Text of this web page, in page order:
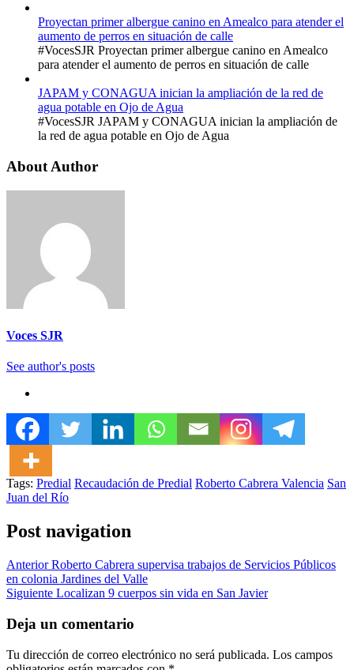
Proyectan primer albergue canino en Amealco para atender el
aumento de perros en situación de calle
#VocesSJR Proyectan primer albergue canino en Amealco
para atender el aumento de perros en situación de calle
JAPAM y CONAGUA inician la ampliación de la red de
agua potable en Ojo de Agua
#VocesSJR JAPAM y CONAGUA inician la ampliación de
la red de agua potable en Ojo de Agua
About Author
Voces SJR
See author's posts
Tags: Predial Recaudación de Predial Roberto Cabrera Valencia San
Juan del Río
Post navigation
AnteriorRoberto Cabrera supervisa trabajos de Servicios Públicos
en colonia Jardines del Valle
Siguiente Localizan 9 cuerpos sin vida en San Javier
Deja un comentario
Tu dirección de correo electrónico no será publicada. Los campos